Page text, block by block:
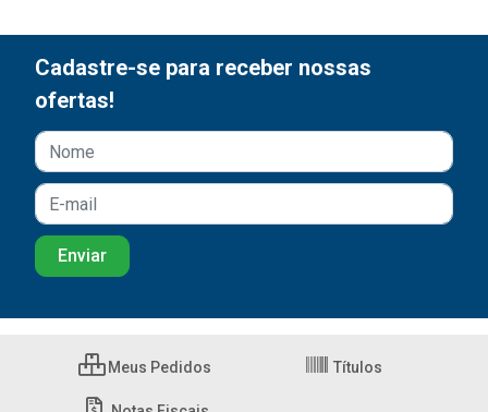
Cadastre-se para receber nossas
ofertas!
Meus Pedidos Títulos